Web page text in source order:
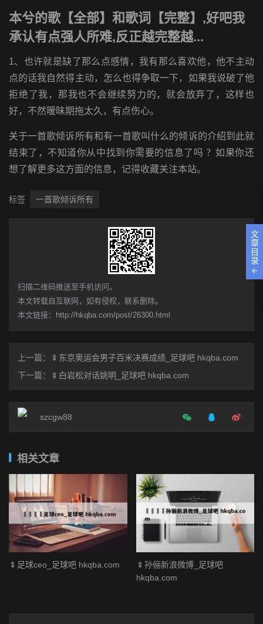
本兮的歌【全部】和歌词【完整】,好吧我
承认有点强人所难,反正越完整越...
1、也许就是缺了那么点感情，我有那么喜欢他，他不主动
点的话我自然得主动，怎么也得争取一下，如果我说破了他
拒绝了我，那我也不会继续努力的，就会放弃了，这样也
好，不然暧昧期拖太久，有点伤心。
关于一首歌倾诉所有和有一首歌叫什么的倾诉的介绍到此就
结束了，不知道你从中找到你需要的信息了吗 ？如果你还
想了解更多这方面的信息，记得收藏关注本站。
标签 一首歌倾诉所有
​扫描二维码推送至手机访问。
本文转载自互联网，如有侵权，联系删除。
本文链接： http://hkqba.com/post/26300.html
上一篇：
🍢东京奥运会男子百米决赛成绩_足球吧 hkqba.com
下一篇：
🍢白岩松对话姚明_足球吧 hkqba.com
szcgw88
相关文章
🍢足球ceo_足球吧 hkqba.com
🍢孙俪新浪微博_足球吧
hkqba.com
文
章
目
录